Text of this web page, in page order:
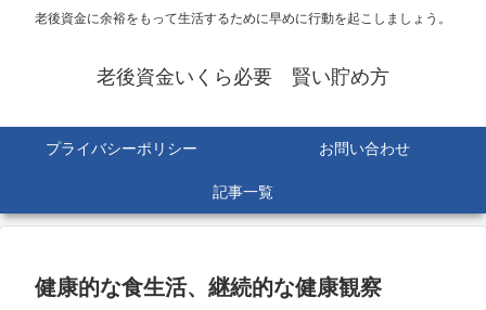
老後資金に余裕をもって生活するために早めに行動を起こしましょう。
老後資金いくら必要 賢い貯め方
プライバシーポリシー お問い合わせ
記事一覧
健康的な食生活、継続的な健康観察